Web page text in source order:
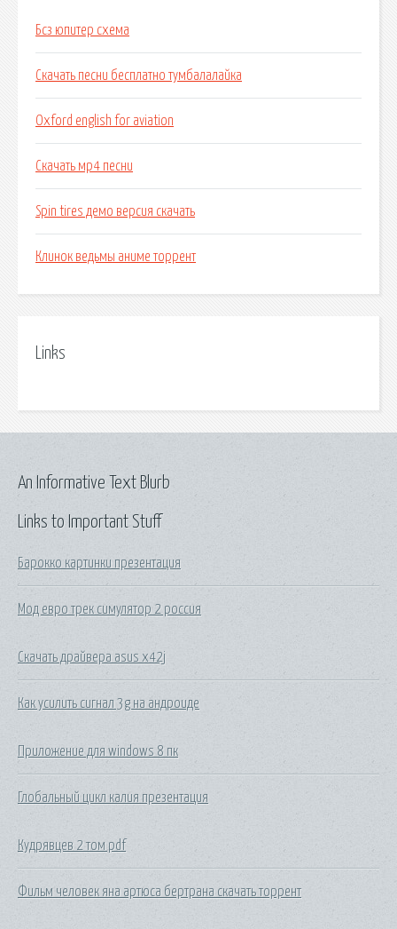
Бсз юпитер схема
Скачать песни бесплатно тумбалалайка
Oxford english for aviation
Скачать мр4 песни
Spin tires демо версия скачать
Клинок ведьмы аниме торрент
Links
Links to Important Stuff
Барокко картинки презентация
Мод евро трек симулятор 2 россия
Скачать драйвера asus x42j
Как усилить сигнал 3g на андроиде
Приложение для windows 8 пк
Глобальный цикл калия презентация
Кудрявцев 2 том pdf
Фильм человек яна артюса бертрана скачать торрент
An Informative Text Blurb